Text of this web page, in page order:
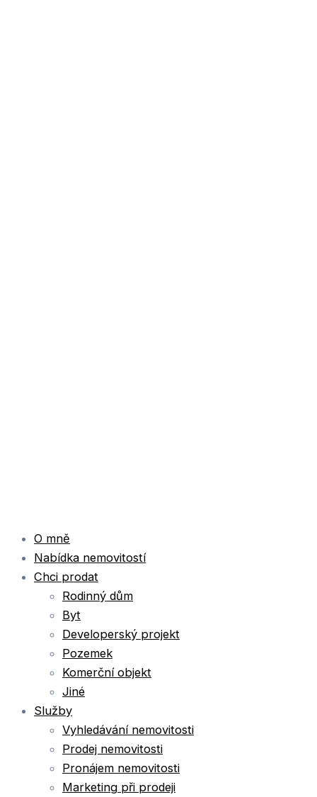
O mně
Nabídka nemovitostí
Chci prodat
Rodinný dům
Byt
Developerský projekt
Pozemek
Komerční objekt
Jiné
Služby
Vyhledávání nemovitosti
Prodej nemovitosti
Pronájem nemovitosti
Marketing při prodeji